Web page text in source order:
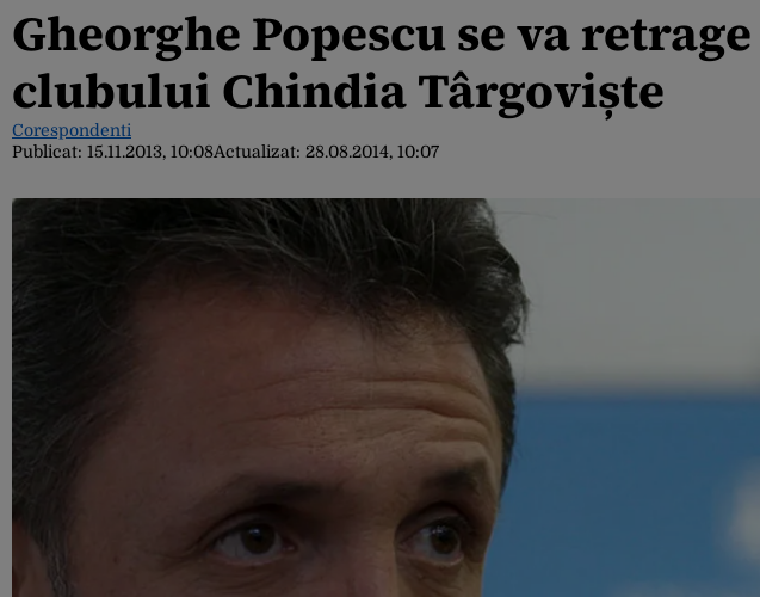
Gheorghe Popescu se va
clubului Chindia Târgoviște
Corespondenti
Publicat: 15.11.2013, 10:08Actualizat: 28.08.2014, 10:07